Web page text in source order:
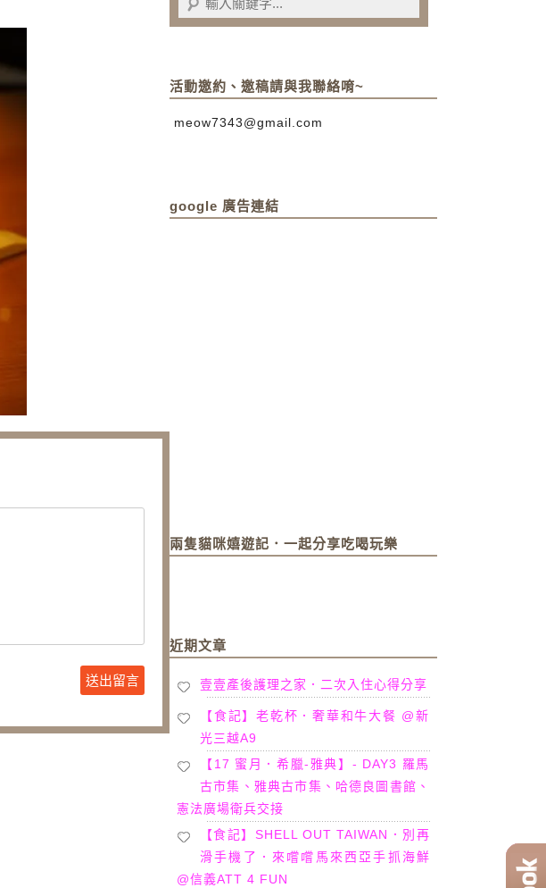
活動邀約、邀稿請與我聯絡唷~
meow7343@gmail.com
google 廣告連結
兩隻貓咪嬉遊記．一起分享吃喝玩樂
近期文章
壹壹產後護理之家．二次入住心得分享
【食記】老乾杯．奢華和牛大餐 @新
光三越A9
【17 蜜月．希臘-雅典】- DAY3 羅馬
古市集、雅典古市集、哈德良圖書館、
憲法廣場衛兵交接
【食記】SHELL OUT TAIWAN．別再
滑手機了．來嚐嚐馬來西亞手抓海鮮
@信義ATT 4 FUN